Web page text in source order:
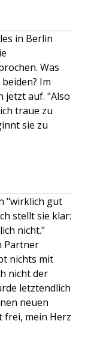
in Berlin
Was
Im
jetzt auf. "Also
traue zu
sie zu
"wirklich gut
stellt sie klar:
nicht."
Partner
nichts mit
nicht der
letztendlich
neuen
frei, mein Herz